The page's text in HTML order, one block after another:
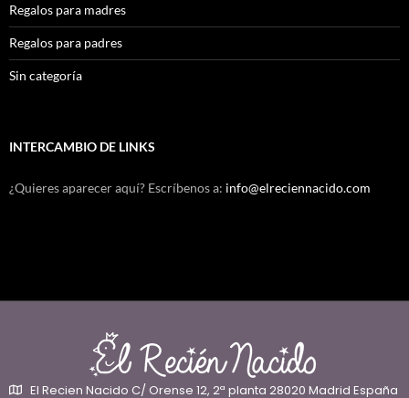
Regalos para madres
Regalos para padres
Sin categoría
INTERCAMBIO DE LINKS
¿Quieres aparecer aquí? Escríbenos a: info@elreciennacido.com
El Recien Nacido C/ Orense 12, 2ª planta 28020 Madrid España